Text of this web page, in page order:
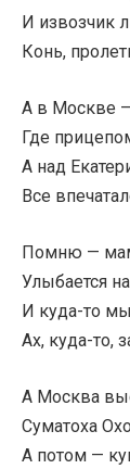
И извозчик
Конь,
А в Москве
Где
А над
Все
Помню —
Улыбается
И куда-то
Ах, куда-то,
А Москва
Суматоха
А потом —